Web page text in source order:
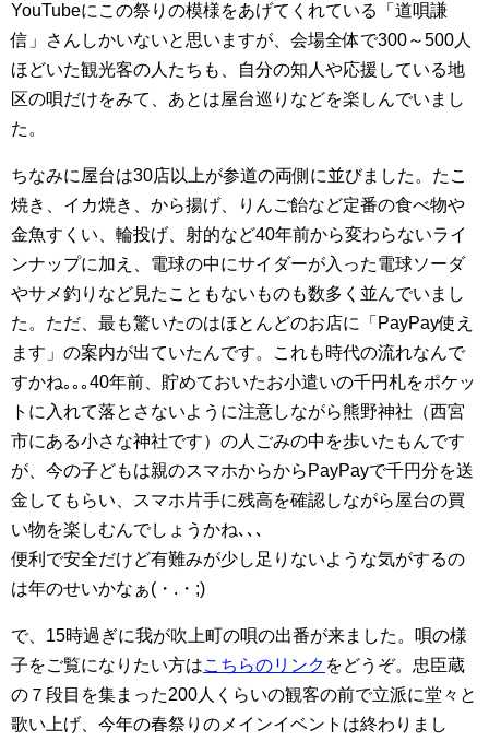
YouTubeにこの祭りの模様をあげてくれている「道唄謙
信」さんしかいないと思いますが、会場全体で300～500人
ほどいた観光客の人たちも、自分の知人や応援している地
区の唄だけをみて、あとは屋台巡りなどを楽しんでいまし
た。
ちなみに屋台は30店以上が参道の両側に並びました。たこ
焼き、イカ焼き、から揚げ、りんご飴など定番の食べ物や
金魚すくい、輪投げ、射的など40年前から変わらないライ
ンナップに加え、電球の中にサイダーが入った電球ソーダ
やサメ釣りなど見たこともないものも数多く並んでいまし
た。ただ、最も驚いたのはほとんどのお店に「PayPay使え
ます」の案内が出ていたんです。これも時代の流れなんで
すかね｡｡｡40年前、貯めておいたお小遣いの千円札をポケッ
トに入れて落とさないように注意しながら熊野神社（西宮
市にある小さな神社です）の人ごみの中を歩いたもんです
が、今の子どもは親のスマホからからPayPayで千円分を送
金してもらい、スマホ片手に残高を確認しながら屋台の買
い物を楽しむんでしょうかね､､､
便利で安全だけど有難みが少し足りないような気がするの
は年のせいかなぁ(・.・;)
で、15時過ぎに我が吹上町の唄の出番が来ました。唄の様
子をご覧になりたい方はこちらのリンク をどうぞ。忠臣蔵
の７段目を集まった200人くらいの観客の前で立派に堂々と
歌い上げ、今年の春祭りのメインイベントは終わりまし